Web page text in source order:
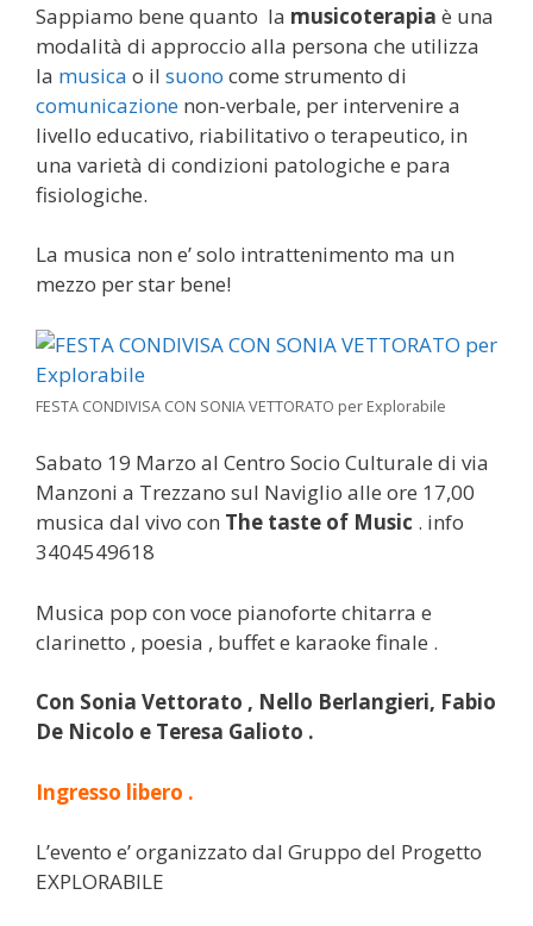
Sappiamo bene quanto la musicoterapia è una
modalità di approccio alla persona che utilizza
la musica o il suono come strumento di
comunicazione non-verbale, per intervenire a
livello educativo, riabilitativo o terapeutico, in
una varietà di condizioni patologiche e para
fisiologiche.
La musica non e’ solo intrattenimento ma un
mezzo per star bene!
FESTA CONDIVISA CON SONIA VETTORATO per Explorabile
Sabato 19 Marzo al Centro Socio Culturale di via
Manzoni a Trezzano sul Naviglio alle ore 17,00
musica dal vivo con The taste of Music . info
3404549618
Musica pop con voce pianoforte chitarra e
clarinetto , poesia , buffet e karaoke finale .
Con Sonia Vettorato , Nello Berlangieri, Fabio
De Nicolo e Teresa Galioto .
Ingresso libero .
L’evento e’ organizzato dal Gruppo del Progetto
EXPLORABILE